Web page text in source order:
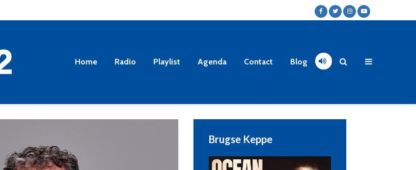
Home Radio Playlist Agenda Contact Blog
Brugse Keppe